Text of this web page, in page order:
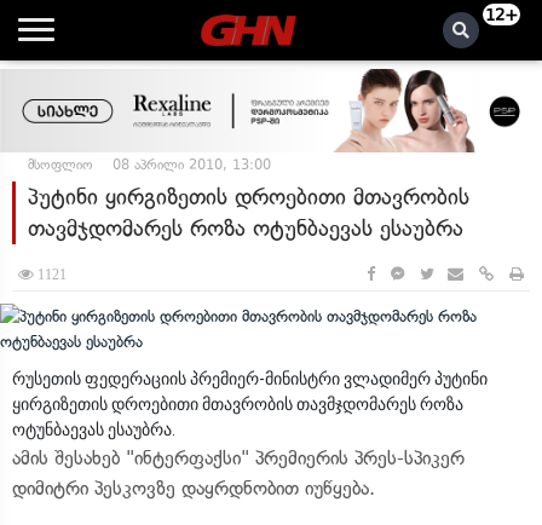
12+
მსოფლიო 08 აპრილი 2010, 13:00
პუტინი ყირგიზეთის დროებითი მთავრობის
თავმჯდომარეს როზა ოტუნბაევას ესაუბრა
1121
რუსეთის ფედერაციის პრემიერ-მინისტრი ვლადიმერ პუტინი
ყირგიზეთის დროებითი მთავრობის თავმჯდომარეს როზა
ოტუნბაევას ესაუბრა.
ამის შესახებ "ინტერფაქსი" პრემიერის პრეს-სპიკერ
დიმიტრი პესკოვზე დაყრდნობით იუწყება.